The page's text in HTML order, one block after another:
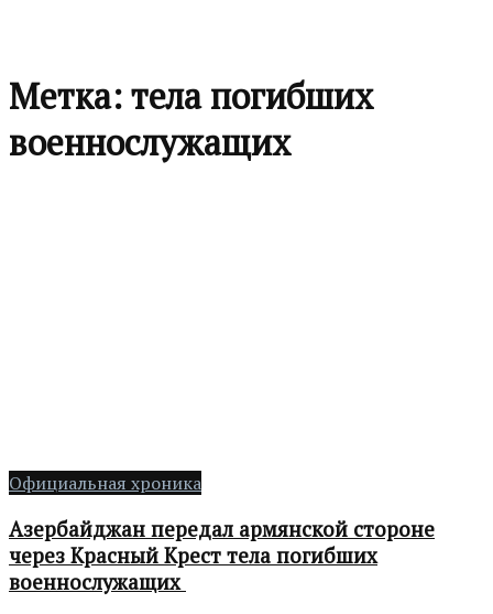
Метка:тела погибших
военнослужащих
Официальная хроника
Азербайджан передал армянской стороне
через Красный Крест тела погибших
военнослужащих